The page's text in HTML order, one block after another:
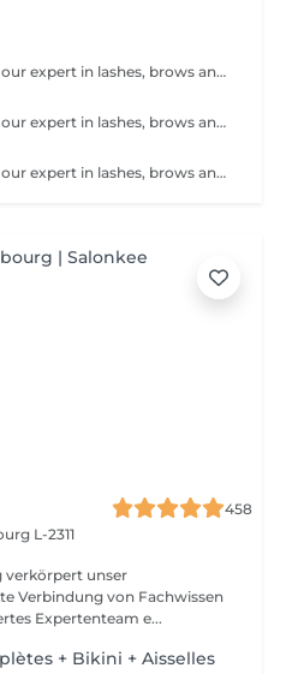
Service performed by Diana, our expert in lashes, brows and hair removal, with over 10 years of experience, ensuring precision and high-quality results.
Service performed by Diana, our expert in lashes, brows and hair removal, with over 10 years of experience, ensuring precision and high-quality results.
Service performed by Diana, our expert in lashes, brows and hair removal, with over 10 years of experience, ensuring precision and high-quality results.
458
L-2311
verkörpert unser
Verbindung von Fachwissen
engagiertes Expertenteam e...
+ Bikini + Aisselles